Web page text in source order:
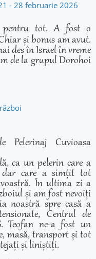
- 28 februarie 2026
pentru tot. A fost o
și bonus am avut.
des în Israel în vreme
de la grupul Dorohoi
Cuvioasa
ca un pelerin care a
dar care a simțit tot
În ultima zi a
și am fost nevoiți
noastră spre casă a
Centrul de
Teofan ne-a fost un
masă, transport și tot
și liniștiți.